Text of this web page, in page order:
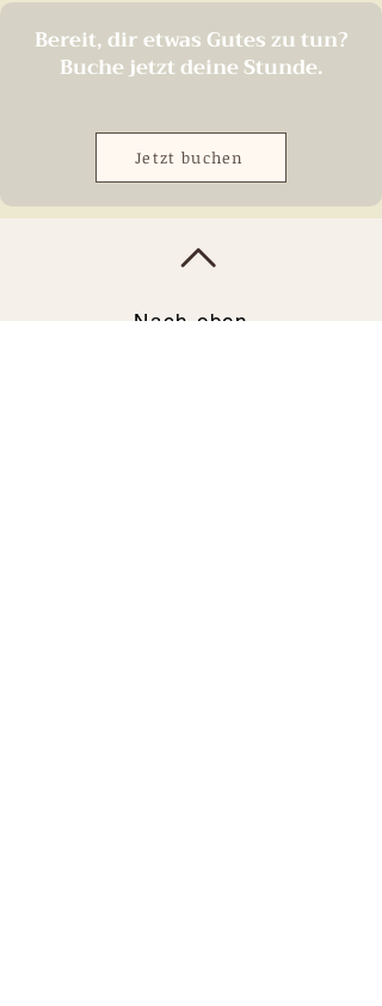
Bereit, dir etwas Gutes zu tun?
Buche jetzt deine Stunde.
Jetzt buchen
Nach oben